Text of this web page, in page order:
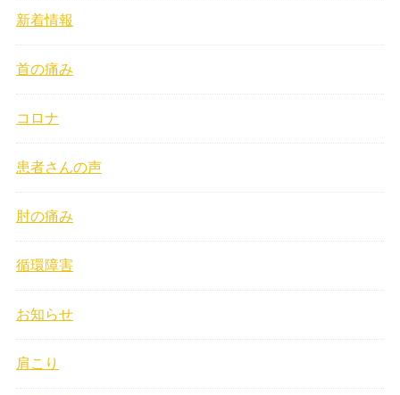
新着情報
首の痛み
コロナ
患者さんの声
肘の痛み
循環障害
お知らせ
肩こり